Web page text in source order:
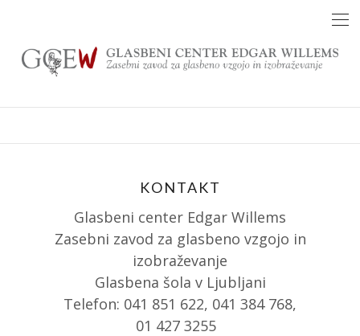
content
KONTAKT
Glasbeni center Edgar Willems
Zasebni zavod za glasbeno vzgojo in
izobraževanje
Glasbena šola v Ljubljani
Telefon: 041 851 622, 041 384 768,
01 427 3255